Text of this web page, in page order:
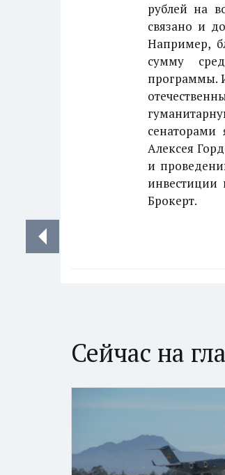
рублей на
связано и
Например,
сумму
программы.
сенаторами
Алексея
и
инвестиции
Брокерт.
Сейчас на